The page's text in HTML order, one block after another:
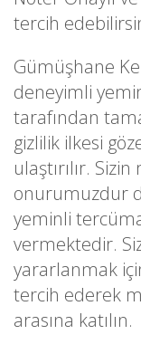
tercih
Gümüşhane
deneyimli
tarafından
gizlilik ilkesi
ulaştırılır.
onurumuzdur
yeminli
vermektedir.
yararlanmak
tercih ederek
arasına katılın.